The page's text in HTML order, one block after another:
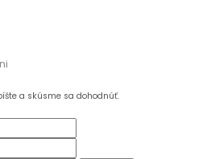
a skúsme sa dohodnúť.